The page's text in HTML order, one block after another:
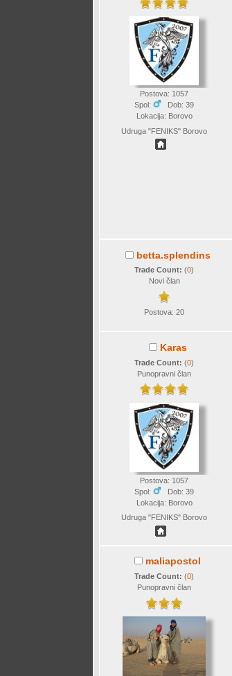
Postova: 1057
Spol:
Dob: 39
Lokacija: Borovo
Udruga "FENIKS" Borovo
betta.splendins
Trade Count:(0)
Novi član
Postova: 20
Karas
Trade Count:(0)
Punopravni član
Postova: 1057
Spol:
Dob: 39
Lokacija: Borovo
Udruga "FENIKS" Borovo
maliapostol
Trade Count:(0)
Punopravni član